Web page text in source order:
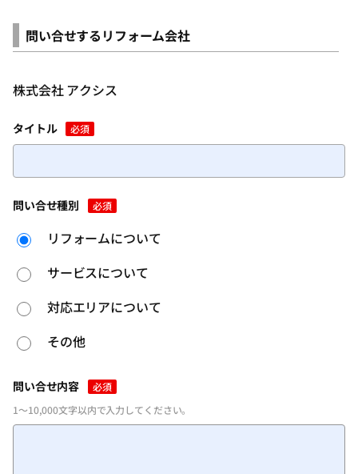
問い合せするリフォーム会社
株式会社 アクシス
タイトル 必須
問い合せ種別 必須
リフォームについて
サービスについて
対応エリアについて
その他
問い合せ内容
必須
1～10,000文字以内で入力してください。